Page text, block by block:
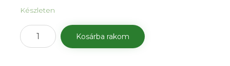
Készleten
Adventi
gyertya
Kosárba rakom